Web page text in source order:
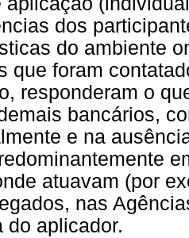
dos
do ambiente
que foram
responderam o
bancários,
e na
atuavam (por
nas
do aplicador.